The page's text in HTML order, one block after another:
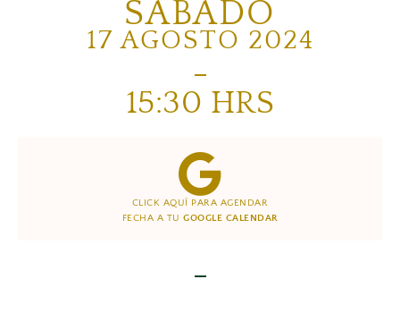
SÁBADO
17 AGOSTO 2024
15:30 HRS
CLICK AQUÍ PARA AGENDAR
FECHA A TU GOOGLE CALENDAR